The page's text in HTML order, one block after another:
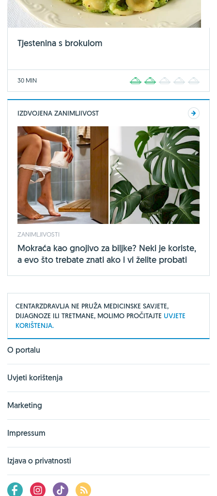
Tjestenina s brokulom
30 MIN 2 3 4
IZDVOJENA ZANIMLJIVOST
ZANIMLJIVOSTI
Mokraća kao gnojivo za biljke? Neki je koriste,
a evo što trebate znati ako i vi želite probati
CENTARZDRAVLJA NE PRUŽA MEDICINSKE SAVJETE,
DIJAGNOZE ILI TRETMANE, MOLIMO PROČITAJTE UVJETE
KORIŠTENJA.
O portalu
Uvjeti korištenja
Marketing
Impressum
Izjava o privatnosti